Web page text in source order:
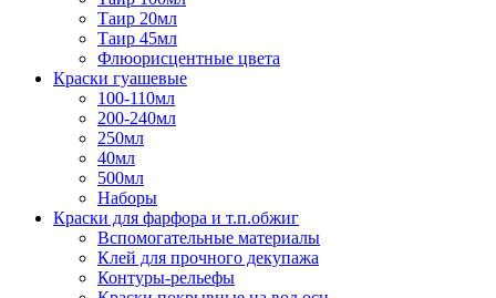
Таир 20мл
Таир 45мл
Флюорисцентные цвета
Краски гуашевые
100-110мл
200-240мл
250мл
40мл
500мл
Наборы
Краски для фарфора и т.п.обжиг
Вспомогательные материалы
Клей для прочного декупажа
Контуры-рельефы